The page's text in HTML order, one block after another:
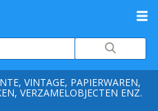
VINTAGE, PAPIERWAREN,
VERZAMELOBJECTEN ENZ.